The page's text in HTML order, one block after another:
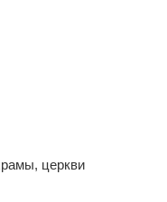
церкви